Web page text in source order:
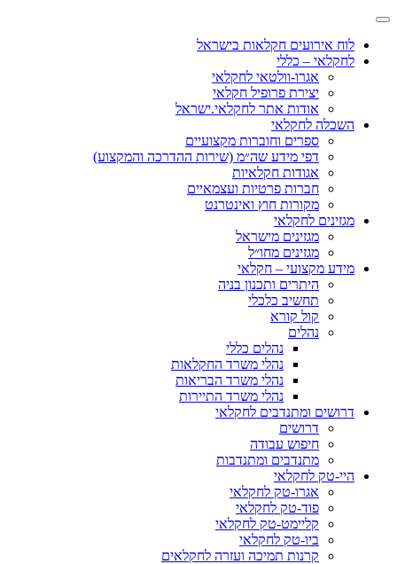
לוח אירועים חקלאות בישראל
לחקלאי – כללי
אגרו-וולטאי לחקלאי
יצירת פרופיל חקלאי
אודות אתר לחקלאי.ישראל
השכלה לחקלאי
ספרים וחוברות מקצועיים
דפי מידע שה״מ (שירות ההדרכה והמקצוע)
אגודות חקלאיות
חברות פרטיות ועצמאיים
מקורות חוץ ואינטרנט
מגזינים לחקלאי
מגזינים מישראל
מגזינים מחו״ל
מידע מקצועי – חקלאי
היתרים ותכנון בניה
תחשיב כלכלי
קול קורא
נהלים
נהלים כללי
נהלי משרד החקלאות
נהלי משרד הבריאות
נהלי משרד התיירות
דרושים ומתנדבים לחקלאי
דרושים
חיפוש עבודה
מתנדבים ומתנדבות
היי-טק לחקלאי
אגרו-טק לחקלאי
פוד-טק לחקלאי
קליימט-טק לחקלאי
ביו-טק לחקלאי
קרנות תמיכה ועזרה לחקלאים